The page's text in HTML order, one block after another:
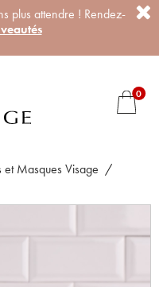
plus attendre ! Rendez-
0
et Masques Visage /